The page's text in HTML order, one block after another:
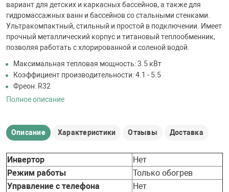
вариант для детских и каркасных бассейнов, а также для
гидромассажных ванн и бассейнов со стальными стенками.
Ультракомпактный, стильный и простой в подключении. Имеет
прочный металлический корпус и титановый теплообменник,
позволяя работать с хлорированной и соленой водой.
Максимальная тепловая мощность: 3.5 кВт
Коэффициент производительности: 4.1 - 5.5
Фреон: R32
Полное описание
Описание Характеристики Отзывы Доставка
Инвертор
Нет
Режим работы
Только обогрев
Управление с телефона
Нет